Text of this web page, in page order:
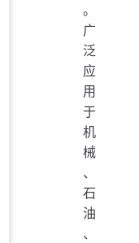
。
广
泛
应
用
于
机
械
、
石
油
、